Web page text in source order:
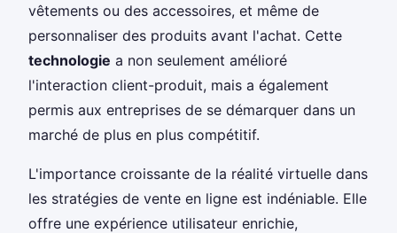
vêtements ou des accessoires, et même de
personnaliser des produits avant l'achat. Cette
technologie a non seulement amélioré
l'interaction client-produit, mais a également
permis aux entreprises de se démarquer dans un
marché de plus en plus compétitif.
L'importance croissante de la réalité virtuelle dans
les stratégies de vente en ligne est indéniable. Elle
offre une expérience utilisateur enrichie,